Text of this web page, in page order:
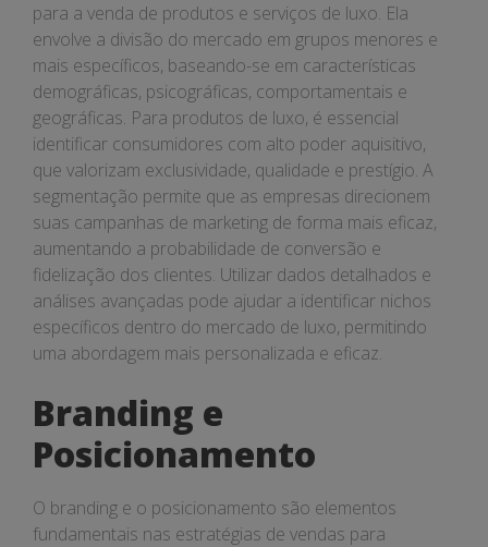
para a venda de produtos e serviços de luxo. Ela
envolve a divisão do mercado em grupos menores e
mais específicos, baseando-se em características
demográficas, psicográficas, comportamentais e
geográficas. Para produtos de luxo, é essencial
identificar consumidores com alto poder aquisitivo,
que valorizam exclusividade, qualidade e prestígio. A
segmentação permite que as empresas direcionem
suas campanhas de marketing de forma mais eficaz,
aumentando a probabilidade de conversão e
fidelização dos clientes. Utilizar dados detalhados e
análises avançadas pode ajudar a identificar nichos
específicos dentro do mercado de luxo, permitindo
uma abordagem mais personalizada e eficaz.
Branding e
Posicionamento
O branding e o posicionamento são elementos
fundamentais nas estratégias de vendas para